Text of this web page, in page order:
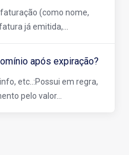
(como nome,
já emitida,...
após expiração?
etc..:Possui em regra,
pelo valor...